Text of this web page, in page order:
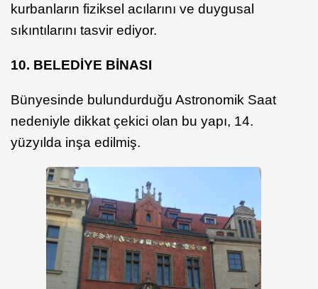
kurbanların fiziksel acılarını ve duygusal
sıkıntılarını tasvir ediyor.
10. BELEDİYE BİNASI
Bünyesinde bulundurduğu Astronomik Saat
nedeniyle dikkat çekici olan bu yapı, 14.
yüzyılda inşa edilmiş.